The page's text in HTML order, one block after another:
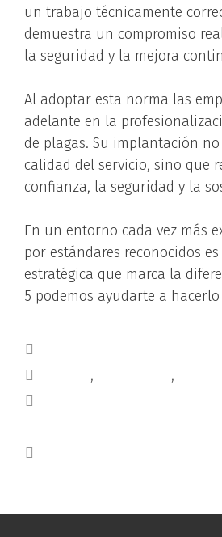
un trabajo técnicamente
demuestra un compromiso
la seguridad y la mejora
Al adoptar esta norma las
adelante en la
de plagas. Su implantación
calidad del servicio, sino que
confianza, la seguridad y la
En un entorno cada vez más
por estándares reconocidos
estratégica que marca la
5 podemos ayudarte a
, ,